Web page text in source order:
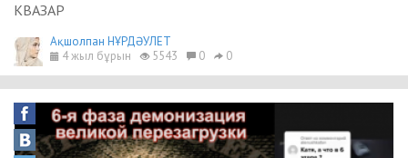
КВАЗАР
Ақшолпан НҰРДӘУЛЕТ
4 жыл бұрын
5543 0 0